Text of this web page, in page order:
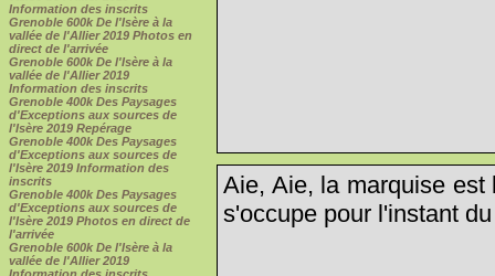
Information des inscrits
Grenoble 600k De l'Isère à la
vallée de l'Allier 2019 Photos en
direct de l'arrivée
Grenoble 600k De l'Isère à la
vallée de l'Allier 2019
Information des inscrits
Grenoble 400k Des Paysages
d'Exceptions aux sources de
l'Isère 2019 Repérage
Grenoble 400k Des Paysages
d'Exceptions aux sources de
l'Isère 2019 Information des
inscrits
Grenoble 400k Des Paysages
d'Exceptions aux sources de
l'Isère 2019 Photos en direct de
l'arrivée
Grenoble 600k De l'Isère à la
vallée de l'Allier 2019
Aie, Aie, la marquise est
s'occupe pour l'instant